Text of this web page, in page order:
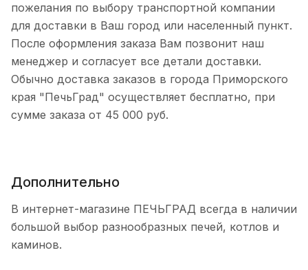
пожелания по выбору транспортной компании
для доставки в Ваш город или населенный пункт.
После оформления заказа Вам позвонит наш
менеджер и согласует все детали доставки.
Обычно доставка заказов в города Приморского
края "ПечьГрад" осуществляет бесплатно, при
сумме заказа от 45 000 руб.
Дополнительно
В интернет-магазине ПЕЧЬГРАД всегда в наличии
большой выбор разнообразных печей, котлов и
каминов.